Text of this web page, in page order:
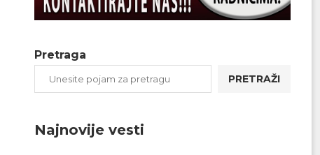
Pretraga
PRETRAŽI
Najnovije vesti